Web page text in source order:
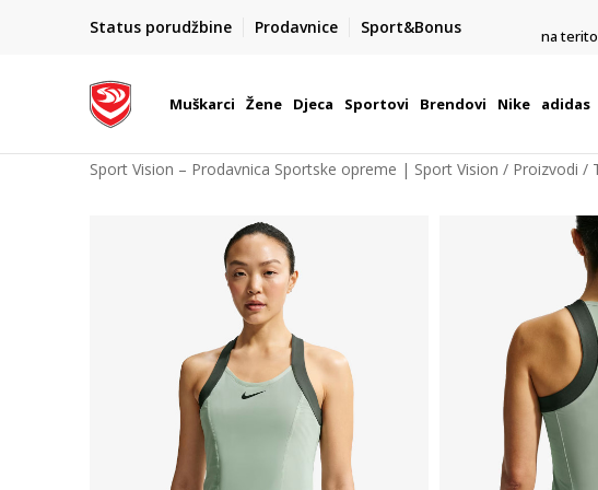
Status porudžbine Prodavnice Sport&Bonus
POZOVITE NAS NA : 055/490-400
Pon-Pet od 9h - 16h
na
Muškarci Žene Djeca Sportovi Brendovi Nike adidas
Sport Vision – Prodavnica Sportske opreme | Sport Vision Proizvodi